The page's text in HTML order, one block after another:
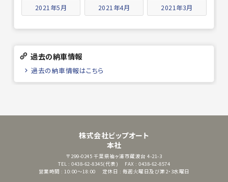
2021年5月 2021年4月 2021年3月
過去の納車情報
過去の納車情報はこちら
株式会社ビップオート
本社
〒299-0245 千葉県袖ヶ浦市蔵波台 4-21-3
TEL : 0438-62-8345(代表)
FAX : 0438-62-8574
営業時間 : 10:00～18:00
定休日 : 毎週火曜日及び第2・3水曜日